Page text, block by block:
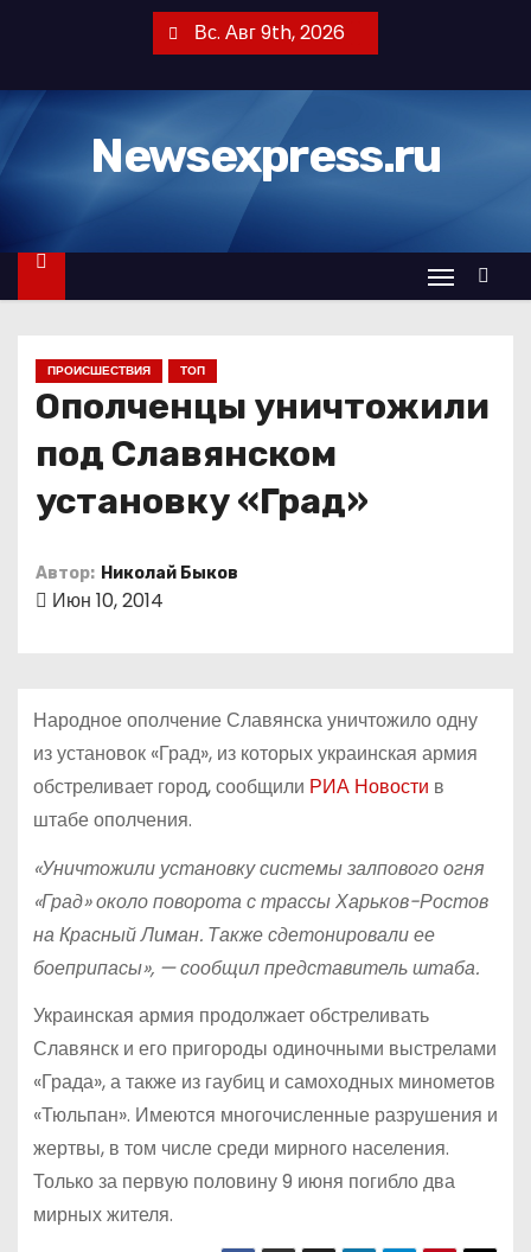
т
к
Вс. Авг 9th, 2026
Newsexpress.ru
ПРОИСШЕСТВИЯ ТОП
Ополченцы уничтожили
под Славянском
установку «Град»
Автор: Николай Быков
Июн 10, 2014
Народное ополчение Славянска уничтожило одну
из установок «Град», из которых украинская армия
обстреливает город, сообщили РИА Новости в
штабе ополчения.
«Уничтожили установку системы залпового огня
«Град» около поворота с трассы Харьков-Ростов
на Красный Лиман. Также сдетонировали ее
боеприпасы», — сообщил представитель штаба.
Украинская армия продолжает обстреливать
Славянск и его пригороды одиночными выстрелами
«Града», а также из гаубиц и самоходных минометов
«Тюльпан». Имеются многочисленные разрушения и
жертвы, в том числе среди мирного населения.
Только за первую половину 9 июня погибло два
мирных жителя.